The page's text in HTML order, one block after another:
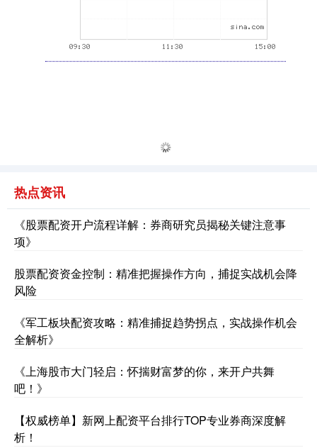
热点资讯
《股票配资开户流程详解：券商研究员揭秘关键注意事
项》
股票配资资金控制：精准把握操作方向，捕捉实战机会降
风险
《军工板块配资攻略：精准捕捉趋势拐点，实战操作机会
全解析》
《上海股市大门轻启：怀揣财富梦的你，来开户共舞
吧！》
【权威榜单】新网上配资平台排行TOP专业券商深度解
析！